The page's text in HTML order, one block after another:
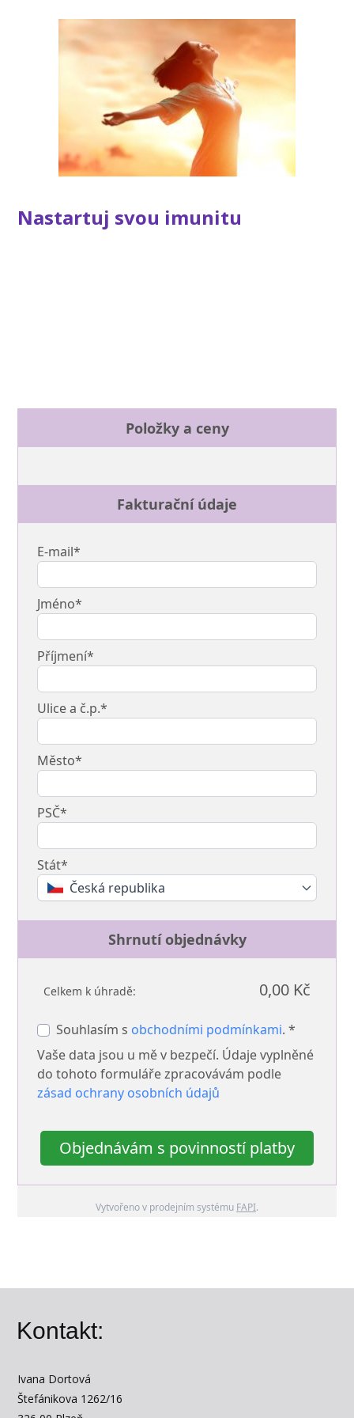
Nastartuj svou imunitu
Položky a ceny
Fakturační údaje
E-mail*
Jméno*
Příjmení*
Ulice a č.p.*
Město*
PSČ*
Stát*
Česká republika
Shrnutí objednávky
Celkem k úhradě: 0,00 Kč
Souhlasím s obchodními podmínkami. *
Vaše data jsou u mě v bezpečí. Údaje vyplněné
do tohoto formuláře zpracovávám podle
zásad ochrany osobních údajů
Objednávám s povinností platby
Vytvořeno v prodejním systému FAPI.
Kontakt:
Ivana Dortová
Štefánikova 1262/16